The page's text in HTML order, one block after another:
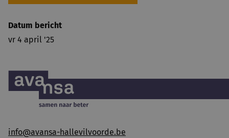
Datum bericht
vr 4 april '25
info@avansa-hallevilvoorde.be